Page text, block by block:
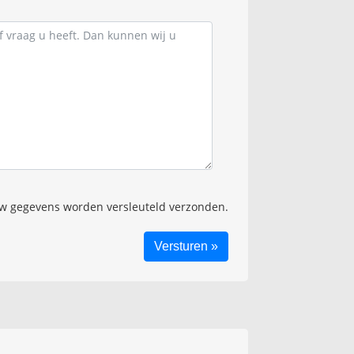
gegevens worden versleuteld verzonden.